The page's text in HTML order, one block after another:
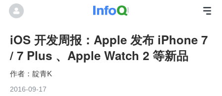
iOS 开发周报：Apple 发布 iPhone 7
/ 7 Plus 、Apple Watch 2 等新品
靛青K
2016-09-17